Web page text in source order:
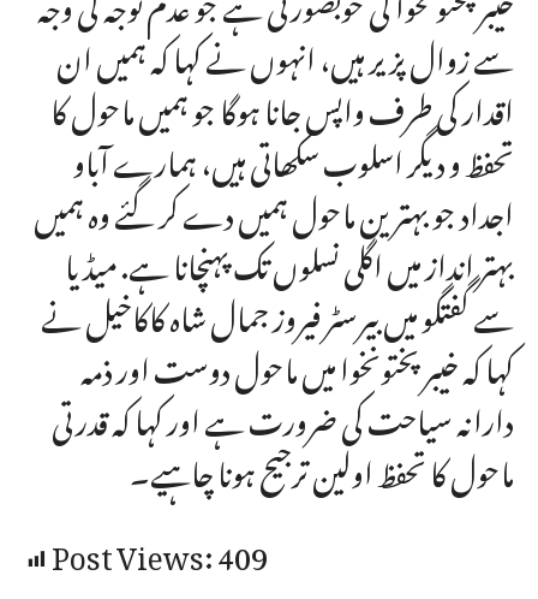
سے زوال پزیر ہیں، انہوں نے کہا کہ ہمیں ان
اقدار کی طرف واپس جانا ہوگا جو ہمیں ماحول کا
تحفظ و دیگر اسلوب سکھاتی ہیں، ہمارے آباو
اجداد جو بہترین ماحول ہمیں دے کر گئے وہ ہمیں
بہتر انداز میں اگلی نسلوں تک پہنچانا ہے. میڈیا
سے گفتگو میں بیرسٹر فیروز جمال شاہ کاکاخیل نے
کہا کہ خیبرپختونخوا میں ماحول دوست اور ذمہ
دارانہ سیاحت کی ضرورت ہے اور کہا کہ قدرتی
ماحول کا تحفظ اولین ترجیح ہونا چاہیے۔
Post Views:409